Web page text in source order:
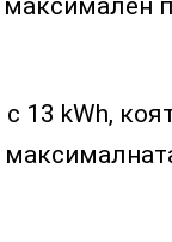
13 kWh,